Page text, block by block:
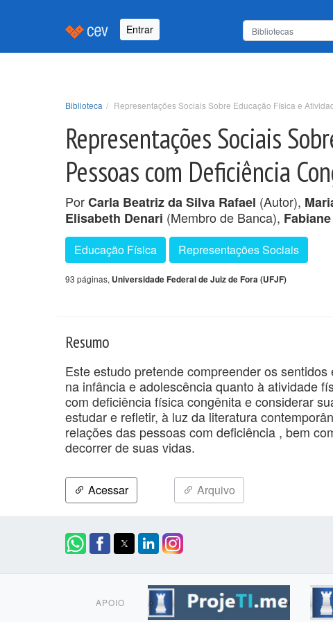
Entrar
Biblioteca Representações Sociais Sobre Educação Física e
Representações Sociais
Pessoas com Deficiência
PorCarla Beatriz da Silva Rafael (Autor),
Elisabeth Denari (Membro de Banca),
Educação Física Representações Sociais
93 páginas, Universidade Federal de Juiz de Fora (UFJF)
Resumo
Este estudo pretende compreender os
na infância e adolescência quanto à atividade
com deficiência física congênita e considerar
estudar e refletir, à luz da literatura
relações das pessoas com deficiência , bem
decorrer de suas vidas.
Acessar Arquivo
APOIO